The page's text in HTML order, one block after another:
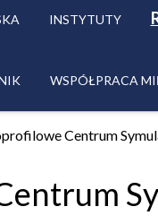
INSTYTUTY
WSPÓŁPRACA
Centrum